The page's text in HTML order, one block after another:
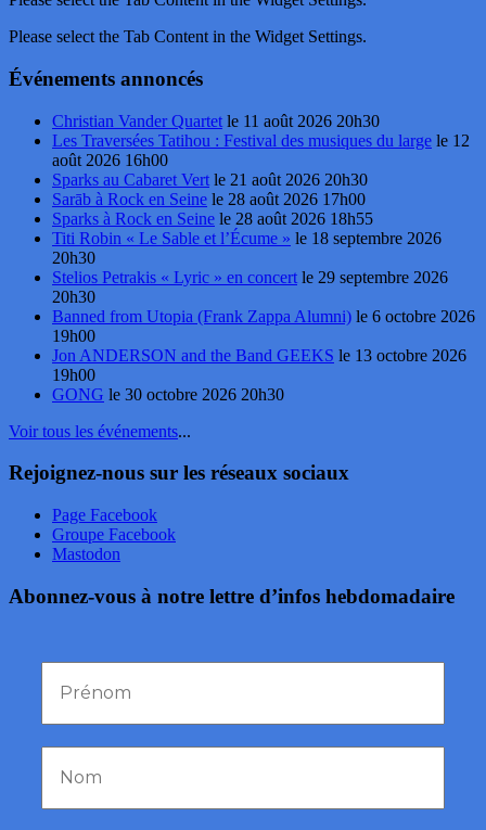
Please select the Tab Content in the Widget Settings.
Événements annoncés
Christian Vander Quartet le 11 août 2026 20h30
Les Traversées Tatihou : Festival des musiques du large le 12
août 2026 16h00
Sparks au Cabaret Vert le 21 août 2026 20h30
Sarāb à Rock en Seine le 28 août 2026 17h00
Sparks à Rock en Seine le 28 août 2026 18h55
Titi Robin « Le Sable et l’Écume » le 18 septembre 2026
20h30
Stelios Petrakis « Lyric » en concert le 29 septembre 2026
20h30
Banned from Utopia (Frank Zappa Alumni) le 6 octobre 2026
19h00
Jon ANDERSON and the Band GEEKS le 13 octobre 2026
19h00
GONG le 30 octobre 2026 20h30
Voir tous les événements...
Rejoignez-nous sur les réseaux sociaux
Page Facebook
Groupe Facebook
Mastodon
Abonnez-vous à notre lettre d’infos hebdomadaire